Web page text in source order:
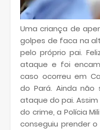
Uma criança de
golpes de faca na
pelo próprio pai.
ataque e foi
caso ocorreu em
do Pará. Ainda
ataque do pai.
do crime, a Polícia
conseguiu prender